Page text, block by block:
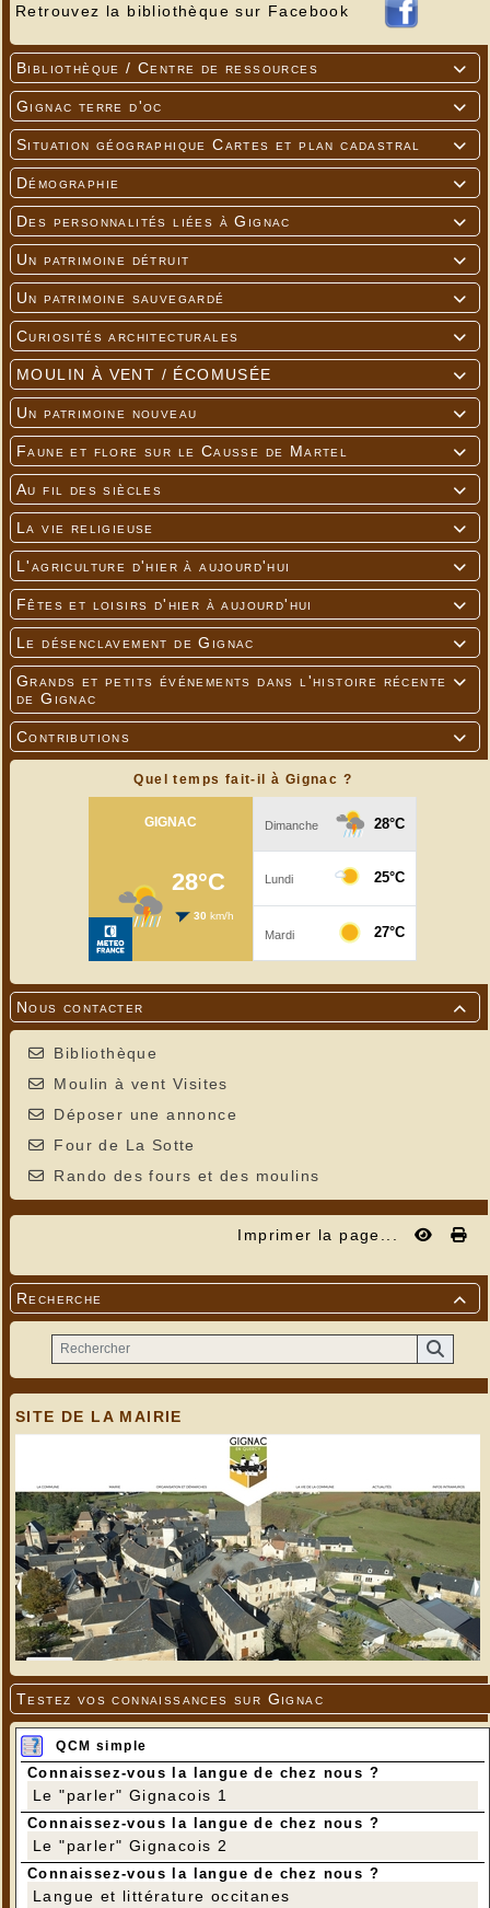
Retrouvez la bibliothèque sur Facebook

Bibliothèque / Centre de ressources

Gignac terre d'oc

Situation géographique Cartes et plan cadastral

Démographie

Des personnalités liées à Gignac

Un patrimoine détruit

Un patrimoine sauvegardé

Curiosités architecturales

MOULIN À VENT / ÉCOMUSÉE

Un patrimoine nouveau

Faune et flore sur le Causse de Martel

Au fil des siècles

La vie religieuse

L'agriculture d'hier à aujourd'hui

Fêtes et loisirs d'hier à aujourd'hui

Le désenclavement de Gignac

Grands et petits événements dans l'histoire récente
de Gignac

Contributions
Quel temps fait-il à Gignac ?

Nous contacter
Bibliothèque
Moulin à vent Visites
Déposer une annonce
Four de La Sotte
Rando des fours et des moulins
Imprimer la page...

Recherche
SITE DE LA MAIRIE
Testez vos connaissances sur Gignac
QCM simple
Connaissez-vous la langue de chez nous ?
Le "parler" Gignacois 1
Connaissez-vous la langue de chez nous ?
Le "parler" Gignacois 2
Connaissez-vous la langue de chez nous ?
Langue et littérature occitanes